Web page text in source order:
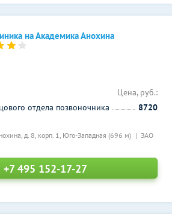
на Академика Анохина
д. 8, корп. 1, Юго-Западная (696 м) ЗАО
Цена, руб.:
отдела позвоночника
8720
+7 495 152-17-27